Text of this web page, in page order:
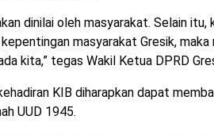
dinilai oleh masyarakat. Selain itu,
masyarakat Gresik, maka
kita,” tegas Wakil Ketua DPRD
KIB diharapkan dapat
UUD 1945.